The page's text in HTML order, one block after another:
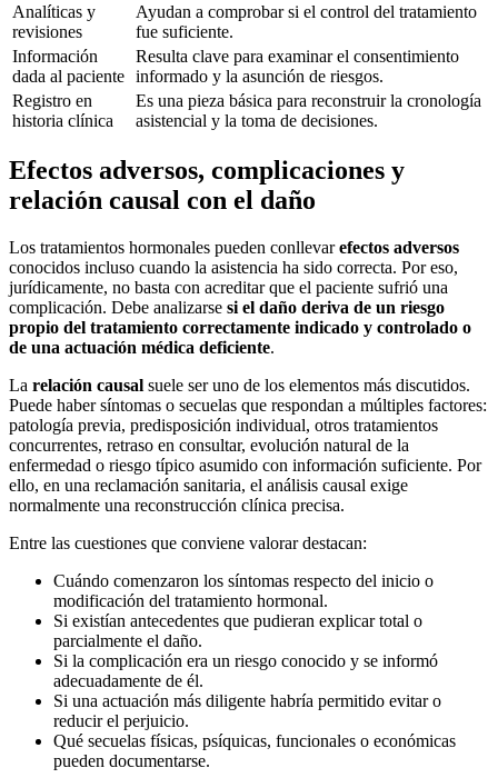
Analíticas y
revisiones
Ayudan a comprobar si el control del tratamiento
fue suficiente.
Información
dada al paciente
Resulta clave para examinar el consentimiento
informado y la asunción de riesgos.
Registro en
historia clínica
Es una pieza básica para reconstruir la cronología
asistencial y la toma de decisiones.
Efectos adversos, complicaciones y
relación causal con el daño
Los tratamientos hormonales pueden conllevarefectos adversos
conocidos incluso cuando la asistencia ha sido correcta. Por eso,
jurídicamente, no basta con acreditar que el paciente sufrió una
complicación. Debe analizarse si el daño deriva de un riesgo
propio del tratamiento correctamente indicado y controlado o
de una actuación médica deficiente.
La relación causal suele ser uno de los elementos más discutidos.
Puede haber síntomas o secuelas que respondan a múltiples factores:
patología previa, predisposición individual, otros tratamientos
concurrentes, retraso en consultar, evolución natural de la
enfermedad o riesgo típico asumido con información suficiente. Por
ello, en una reclamación sanitaria, el análisis causal exige
normalmente una reconstrucción clínica precisa.
Entre las cuestiones que conviene valorar destacan:
Cuándo comenzaron los síntomas respecto del inicio o
modificación del tratamiento hormonal.
Si existían antecedentes que pudieran explicar total o
parcialmente el daño.
Si la complicación era un riesgo conocido y se informó
adecuadamente de él.
Si una actuación más diligente habría permitido evitar o
reducir el perjuicio.
Qué secuelas físicas, psíquicas, funcionales o económicas
pueden documentarse.